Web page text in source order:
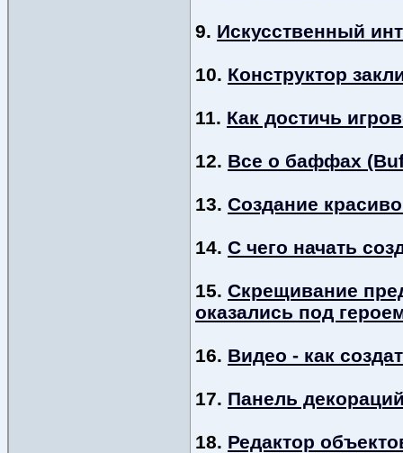
9. Искусственный
10. Конструктор
11. Как достичь
12. Все о баффах
13. Создание
14. С чего начать
15. Скрещивание
оказались под
16. Видео - как
17. Панель
18. Редактор